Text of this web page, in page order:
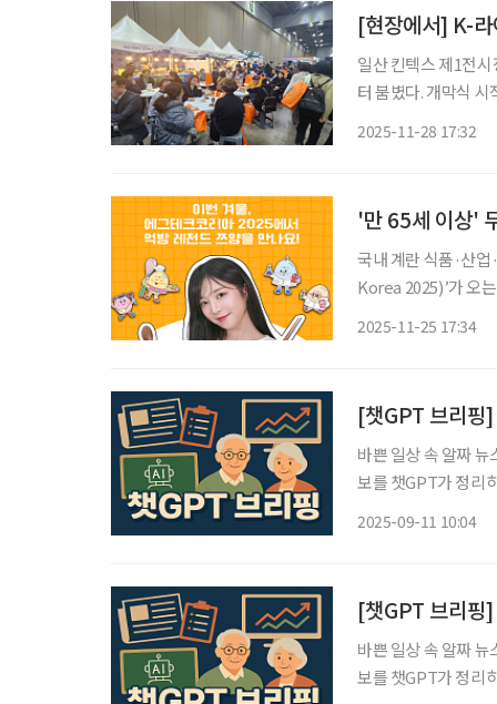
[현장에서] K-
일산 킨텍스 제1전
터 붐볐다. 개막식
2025-11-28 17:32
'만 65세 이상'
국내 계란 식품·산
Korea 2025)’가 오
2025-11-25 17:34
[챗GPT 브리핑
바쁜 일상 속 알짜
보를 챗GPT가 정리하고 편집
2025-09-11 10:04
[챗GPT 브리핑
바쁜 일상 속 알짜
보를 챗GPT가 정리하고 편집